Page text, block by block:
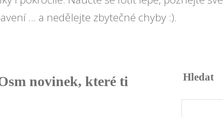
... a nedělejte zbytečné chyby :).
novinek, které ti
Hledat